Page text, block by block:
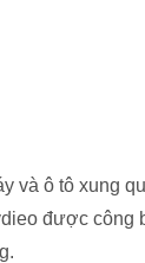
và ô tô xung
được công